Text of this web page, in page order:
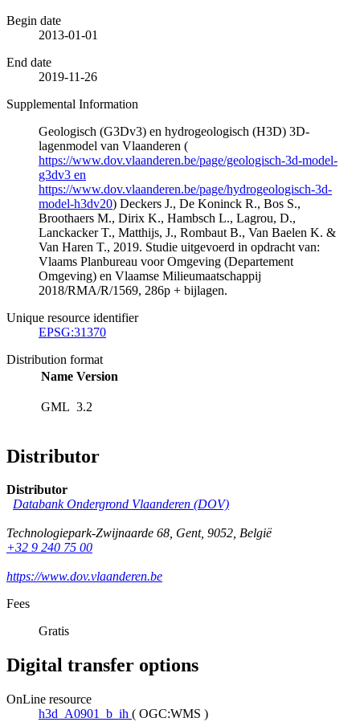
Begin date
2013-01-01
End date
2019-11-26
Supplemental Information
Geologisch (G3Dv3) en hydrogeologisch (H3D) 3D-
lagenmodel van Vlaanderen (
https://www.dov.vlaanderen.be/page/geologisch-3d-model-
g3dv3 en
https://www.dov.vlaanderen.be/page/hydrogeologisch-3d-
model-h3dv20) Deckers J., De Koninck R., Bos S.,
Broothaers M., Dirix K., Hambsch L., Lagrou, D.,
Lanckacker T., Matthijs, J., Rombaut B., Van Baelen K. &
Van Haren T., 2019. Studie uitgevoerd in opdracht van:
Vlaams Planbureau voor Omgeving (Departement
Omgeving) en Vlaamse Milieumaatschappij
2018/RMA/R/1569, 286p + bijlagen.
Unique resource identifier
EPSG:31370
Distribution format
Name Version
GML 3.2
Distributor
Distributor
Databank Ondergrond Vlaanderen (DOV)
Technologiepark-Zwijnaarde 68, Gent, 9052, België
+32 9 240 75 00
https://www.dov.vlaanderen.be
Fees
Gratis
Digital transfer options
OnLine resource
h3d_A0901_b_ih ( OGC:WMS )